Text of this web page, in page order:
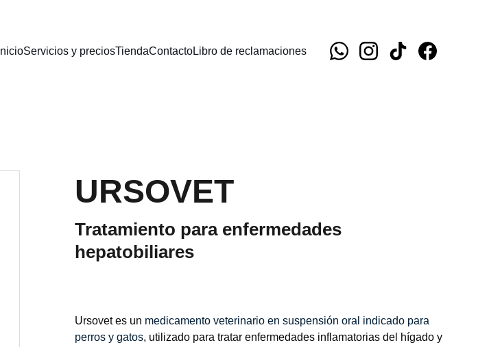
InicioServicios y preciosTiendaContactoLibro de reclamaciones
URSOVET
Tratamiento para enfermedades
hepatobiliares
Ursovet es un medicamento veterinario en suspensión oral indicado para
perros y gatos, utilizado para tratar enfermedades inflamatorias del hígado y